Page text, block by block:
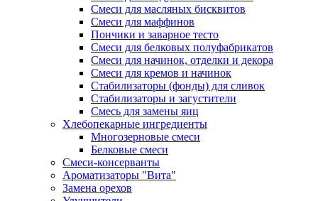
Смеси для масляных бисквитов
Смеси для маффинов
Пончики и заварное тесто
Cмеси для белковых полуфабрикатов
Смеси для начинок, отделки и декора
Смеси для кремов и начинок
Стабилизаторы (фонды) для сливок
Стабилизаторы и загустители
Смесь для замены яиц
Хлебопекарные ингредиенты
Многозерновые смеси
Белковые смеси
Смеси-консерванты
Ароматизаторы "Вита"
Замена орехов